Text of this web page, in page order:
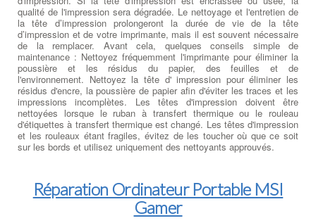
qualité de l'impression sera dégradée. Le nettoyage et l'entretien de
la tête d’impression prolongeront la durée de vie de la tête
d’impression et de votre imprimante, mais il est souvent nécessaire
de la remplacer. Avant cela, quelques conseils simple de
maintenance : Nettoyez fréquemment l'imprimante pour éliminer la
poussière et les résidus du papier, des feuilles et de
l'environnement. Nettoyez la tête d' impression pour éliminer les
résidus d'encre, la poussière de papier afin d'éviter les traces et les
impressions incomplètes. Les têtes d'impression doivent être
nettoyées lorsque le ruban à transfert thermique ou le rouleau
d'étiquettes à transfert thermique est changé. Les têtes d'impression
et les rouleaux étant fragiles, évitez de les toucher où que ce soit
sur les bords et utilisez uniquement des nettoyants approuvés.
Réparation Ordinateur Portable MSI
Gamer